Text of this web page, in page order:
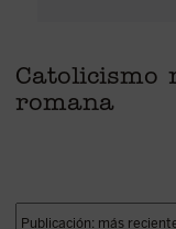
Catolicismo
romana